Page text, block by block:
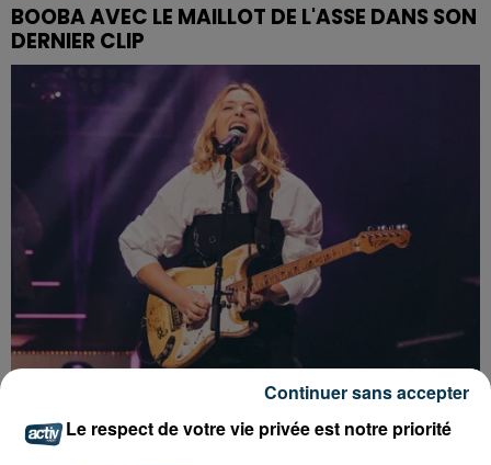
BOOBA AVEC LE MAILLOT DE L'ASSE DANS SON
DERNIER CLIP
SAINT-ÉTIENNE : SANTA ET BIANCA COSTA EN
Le respect de votre vie privée est notre priorité
Continuer sans accepter